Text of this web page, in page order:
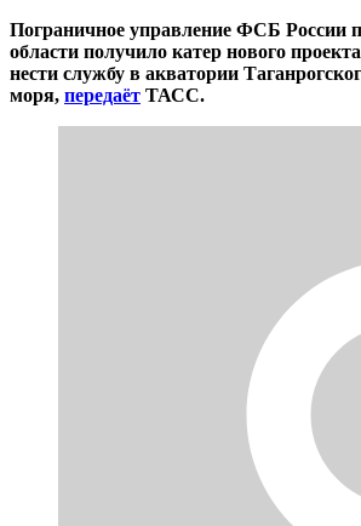
Пограничное управление ФСБ России
области получило катер нового
нести службу в акватории
моря, передаёт ТАСС.